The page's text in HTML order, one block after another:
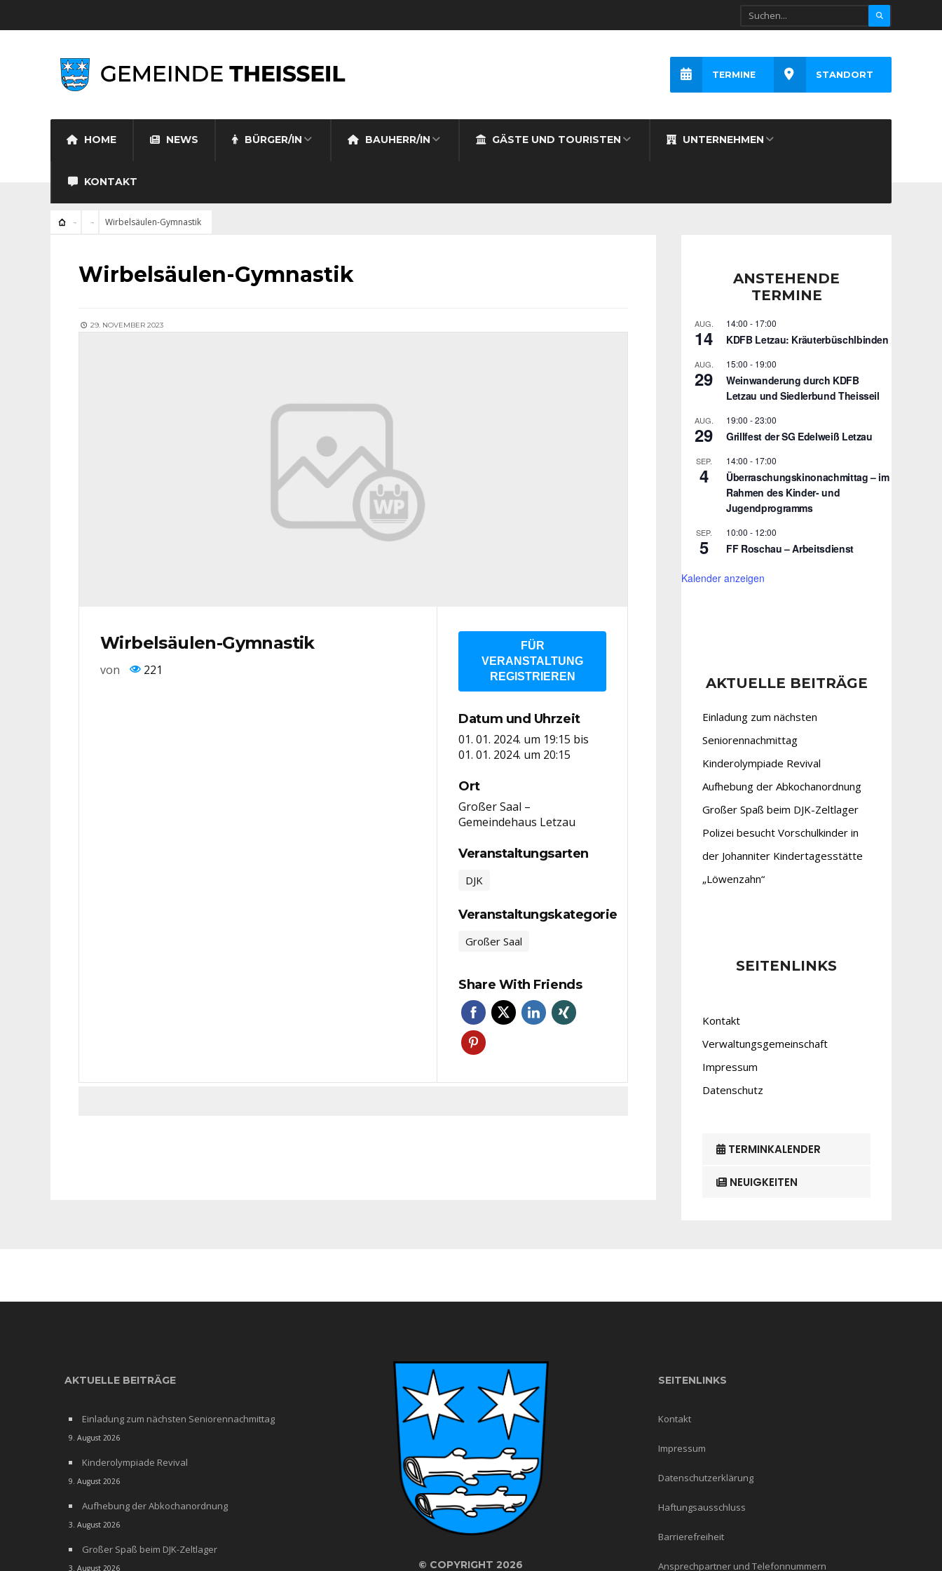
HOME NEWS BÜRGER/IN BAUHERR/IN GÄSTE UND TOURISTEN UNTERNEHMEN
KONTAKT
TERMINE STANDORT
Wirbelsäulen-Gymnastik
Wirbelsäulen-Gymnastik
29. NOVEMBER 2023
Wirbelsäulen-Gymnastik
von 221
FÜR
VERANSTALTUNG
REGISTRIEREN
Datum und Uhrzeit
01. 01. 2024. um 19:15 bis
01. 01. 2024. um 20:15
Ort
Großer Saal –
Gemeindehaus Letzau
Veranstaltungsarten
DJK
Veranstaltungskategorie
Großer Saal
Share With Friends
ANSTEHENDE
TERMINE
AUG.
14
14:00 - 17:00
KDFB Letzau: Kräuterbüschlbinden
AUG.
29
15:00 - 19:00
Weinwanderung durch KDFB
Letzau und Siedlerbund Theisseil
AUG.
29
19:00 -23:00
Grillfest der SG Edelweiß Letzau
SEP.
4
14:00 - 17:00
Überraschungskinonachmittag – im
Rahmen des Kinder- und
Jugendprogramms
SEP.
5
10:00 - 12:00
FF Roschau – Arbeitsdienst
Kalender anzeigen
AKTUELLE BEITRÄGE
Einladung zum nächsten
Seniorennachmittag
Kinderolympiade Revival
Aufhebung der Abkochanordnung
Großer Spaß beim DJK-Zeltlager
Polizei besucht Vorschulkinder in
der Johanniter Kindertagesstätte
„Löwenzahn“
SEITENLINKS
Kontakt
Verwaltungsgemeinschaft
Impressum
Datenschutz
TERMINKALENDER
NEUIGKEITEN
AKTUELLE BEITRÄGE
Einladung zum nächsten Seniorennachmittag
9. August 2026
Kinderolympiade Revival
9. August 2026
Aufhebung der Abkochanordnung
3. August 2026
Großer Spaß beim DJK-Zeltlager
3. August 2026 © COPYRIGHT 2026
SEITENLINKS
Kontakt
Impressum
Datenschutzerklärung
Haftungsausschluss
Barrierefreiheit
Ansprechpartner und Telefonnummern